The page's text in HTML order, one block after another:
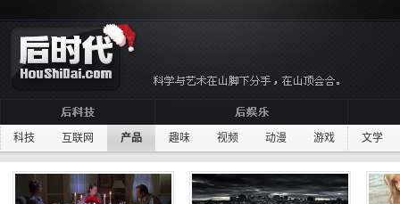
科技 互联网 产品 趣味 视频 动漫 游戏 文学